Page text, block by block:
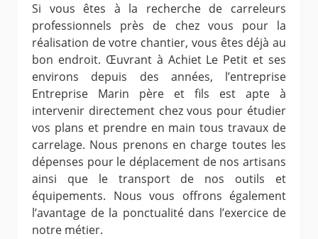
Si vous êtes à la recherche de carreleurs
professionnels près de chez vous pour la
réalisation de votre chantier, vous êtes déjà au
bon endroit. Œuvrant à Achiet Le Petit et ses
environs depuis des années, l’entreprise
Entreprise Marin père et fils est apte à
intervenir directement chez vous pour étudier
vos plans et prendre en main tous travaux de
carrelage. Nous prenons en charge toutes les
dépenses pour le déplacement de nos artisans
ainsi que le transport de nos outils et
équipements. Nous vous offrons également
l’avantage de la ponctualité dans l’exercice de
notre métier.